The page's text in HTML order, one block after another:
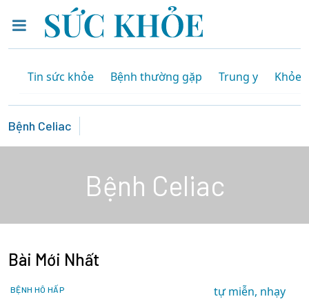
Tin sức khỏe Bệnh thường gặp Trung y Khỏe
Bệnh Celiac
Bệnh Celiac
Bài Mới Nhất
BỆNH HÔ HẤP